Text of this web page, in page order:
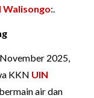
Walisongo:.
2025,
KKN UIN
air dan